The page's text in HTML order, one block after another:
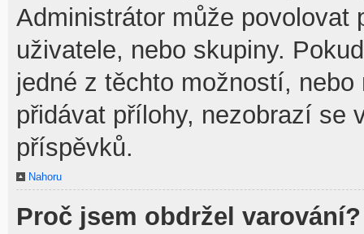
Administrátor může povolovat
uživatele, nebo skupiny.
jedné z těchto možností,
přidávat přílohy, nezobrazí se
příspěvků.
Nahoru
Proč jsem obdržel varování?